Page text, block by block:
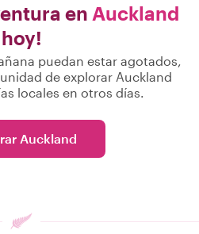
en Auckland
hoy!
puedan estar agotados,
de explorar Auckland
locales en otros días.
Auckland